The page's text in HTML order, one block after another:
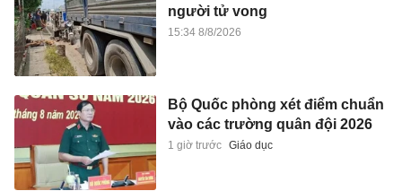
người tử vong
15:34 8/8/2026
Bộ Quốc phòng xét điểm chuẩn
vào các trường quân đội 2026
1 giờ trước Giáo dục